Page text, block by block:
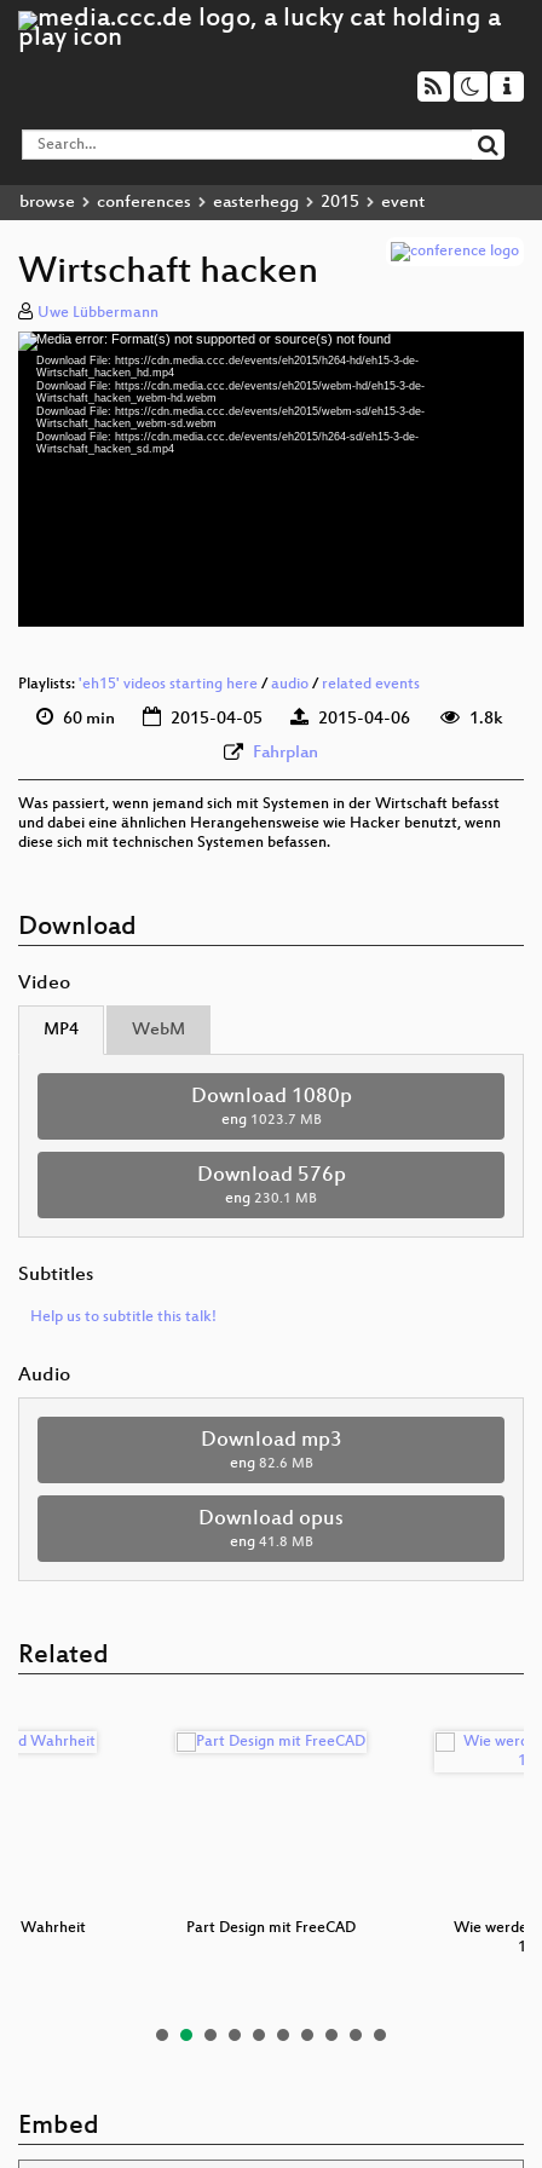
browse conferences easterhegg 2015 event
Wirtschaft hacken
Uwe Lübbermann
Video
Player
Media error: Format(s) not supported or source(s) not found
Download File: https://cdn.media.ccc.de/events/eh2015/h264-hd/eh15-3-de-
Wirtschaft_hacken_hd.mp4
Download File: https://cdn.media.ccc.de/events/eh2015/webm-hd/eh15-3-de-
Wirtschaft_hacken_webm-hd.webm
Download File: https://cdn.media.ccc.de/events/eh2015/webm-sd/eh15-3-de-
Wirtschaft_hacken_webm-sd.webm
Download File: https://cdn.media.ccc.de/events/eh2015/h264-sd/eh15-3-de-
Wirtschaft_hacken_sd.mp4
Playlists: 'eh15' videos starting here / audio / related events
60 min 2015-04-05 2015-04-06
1.8k
Fahrplan
Was passiert, wenn jemand sich mit Systemen in der Wirtschaft befasst
und dabei eine ähnlichen Herangehensweise wie Hacker benutzt, wenn
diese sich mit technischen Systemen befassen.
Download
Video
MP4 WebM
Download 1080p
eng 1023.7 MB
Download 576p
eng 230.1 MB
Subtitles
Help us to subtitle this talk!
Audio
Download mp3
eng 82.6 MB
Download opus
eng 41.8 MB
Related
Wahrheit Part Design mit FreeCAD
Wie werden
Embed